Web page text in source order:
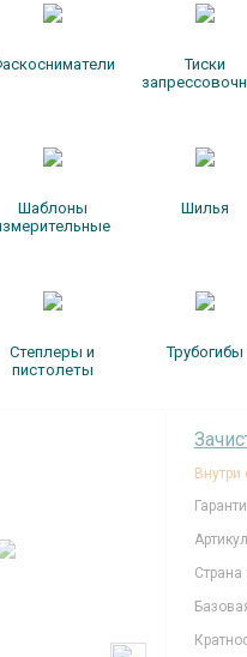
Тиски
Шаблоны
Шилья
Степлеры и
пистолеты
Трубогибы
Страна